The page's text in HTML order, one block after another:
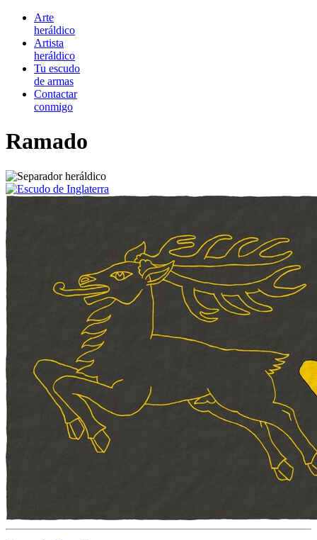
Arte
heráldico
Artista
heráldico
Tu escudo
de armas
Contactar
conmigo
Ramado